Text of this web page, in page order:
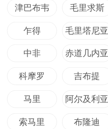
津巴布韦 毛里求斯
乍得 毛里塔尼亚
中非 赤道几内亚
科摩罗 吉布提
马里 阿尔及利亚
索马里 布隆迪